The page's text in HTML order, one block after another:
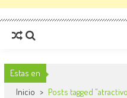
Estas en
Inicio > Posts tagged